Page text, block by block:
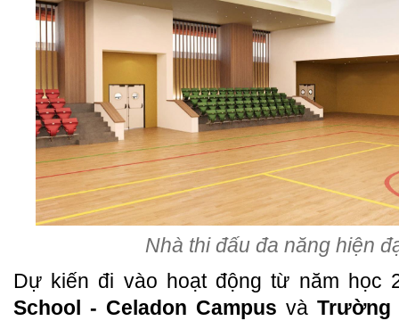
Nhà thi đấu đa năng hiện
Dự kiến đi vào hoạt động từ năm học
School - Celadon Campus và Trường